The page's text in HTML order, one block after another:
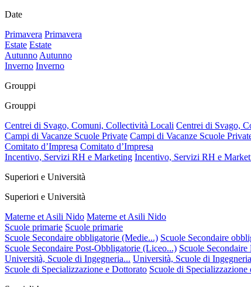
Date
Primavera Primavera
Estate Estate
Autunno Autunno
Inverno Inverno
Grouppi
Grouppi
Centrei di Svago, Comuni, Collectività Locali Centrei di Svago,
Campi di Vacanze Scuole Private Campi di Vacanze Scuole
Comitato d’Impresa Comitato d’Impresa
Incentivo, Servizi RH e Marketing Incentivo, Servizi RH e
Superiori e Università
Superiori e Università
Materne et Asili Nido Materne et Asili Nido
Scuole primarie Scuole primarie
Scuole Secondaire obbligatorie (Medie...) Scuole Secondaire
Scuole Secondaire Post-Obbligatorie (Liceo...) Scuole
Università, Scuole di Ingegneria... Università, Scuole di
Scuole di Specializzazione e Dottorato Scuole di Specializzazione